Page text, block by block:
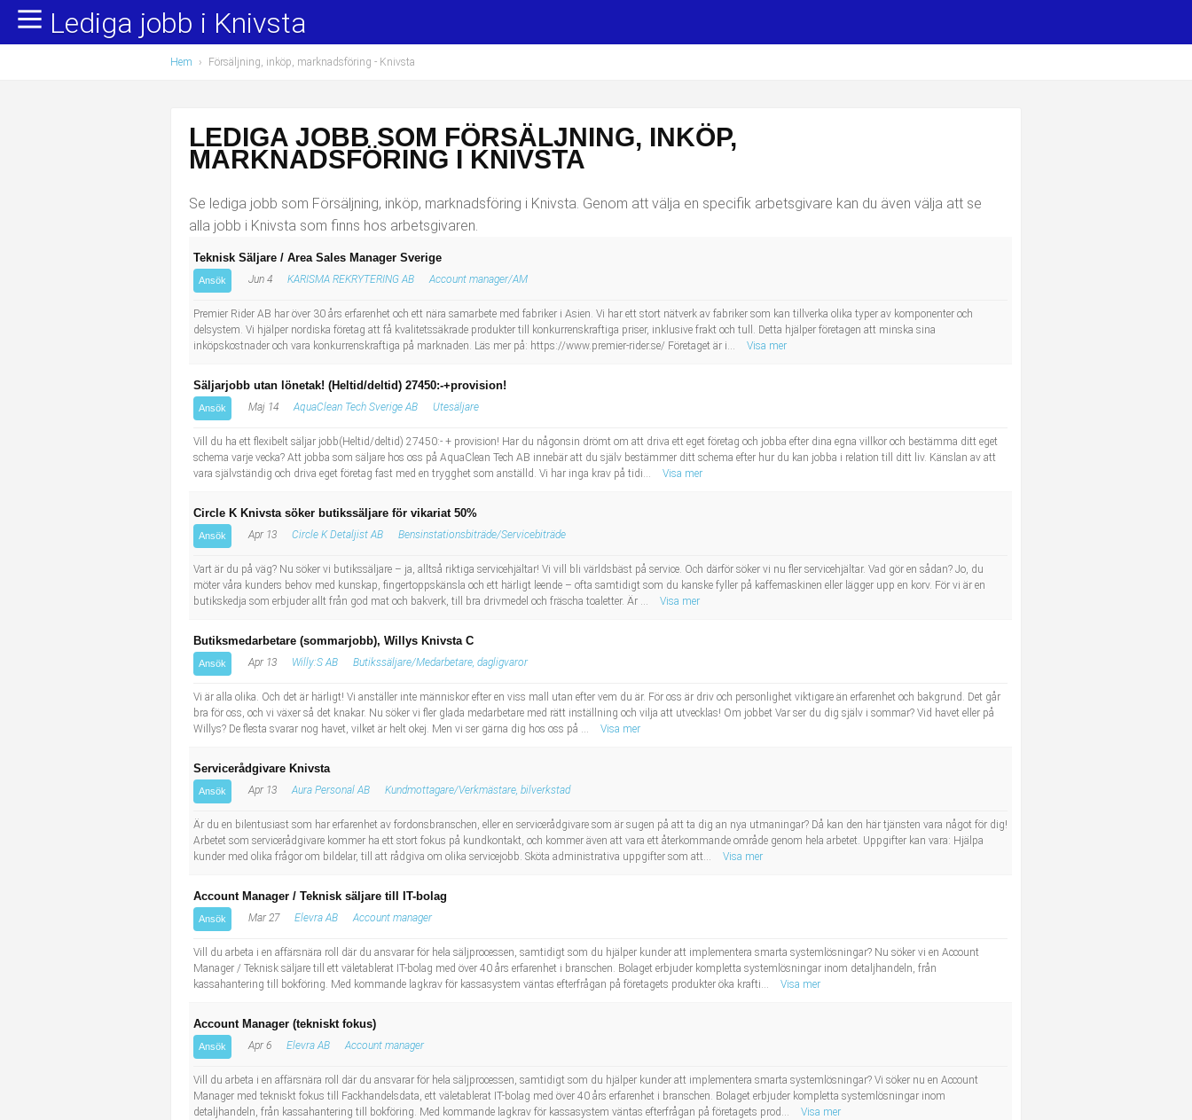
Yrkesområden
Administration, ekonomi, juridik
Chefer och verksamhetsledare
Hotell, restaurang, storhushåll
Installation, drift, underhåll
Naturvetenskapligt arbete
Sanering och renhållning
Populära jobb
Undersköterska, hemtjänst och äldreboende
Lärare i förskola/Förskollärare
Bussförare/Busschaufför
Behandlingsassistent/Socialpedagog
Tidningsbud/Tidningsdistributör
Lärare i fritidshem/Fritidspedagog
Läkarsekreterare/Vårdadmin/Medicinsk sekreterare
Informatör/Kommunikatör
Sjuksköterska, grundutbildad
Undersköterska, vård- o specialavd. o mottagning
Lediga jobb i Knivsta
Hem › Försäljning, inköp, marknadsföring - Knivsta
LEDIGA JOBB SOM FÖRSÄLJNING, INKÖP,
MARKNADSFÖRING I KNIVSTA
Se lediga jobb som Försäljning, inköp, marknadsföring i Knivsta. Genom att välja en specifik arbetsgivare kan du även välja att se
alla jobb i Knivsta som finns hos arbetsgivaren.
Teknisk Säljare / Area Sales Manager Sverige
Ansök Jun 4 KARISMA REKRYTERING AB Account manager/AM
Premier Rider AB har över 30 års erfarenhet och ett nära samarbete med fabriker i Asien. Vi har ett stort nätverk av fabriker som kan tillverka olika typer av komponenter och
delsystem. Vi hjälper nordiska företag att få kvalitetssäkrade produkter till konkurrenskraftiga priser, inklusive frakt och tull. Detta hjälper företagen att minska sina
inköpskostnader och vara konkurrenskraftiga på marknaden. Läs mer på: https://www.premier-rider.se/ Företaget är i...
Visa mer
Säljarjobb utan lönetak! (Heltid/deltid) 27450:-+provision!
Ansök Maj 14 AquaClean Tech Sverige AB Utesäljare
Vill du ha ett flexibelt säljar jobb(Heltid/deltid) 27450:- + provision! Har du någonsin drömt om att driva ett eget företag och jobba efter dina egna villkor och bestämma ditt eget
schema varje vecka? Att jobba som säljare hos oss på AquaClean Tech AB innebär att du själv bestämmer ditt schema efter hur du kan jobba i relation till ditt liv. Känslan av att
vara självständig och driva eget företag fast med en trygghet som anställd. Vi har inga krav på tidi...
Visa mer
Circle K Knivsta söker butikssäljare för vikariat 50%
Ansök Apr 13 Circle K Detaljist AB Bensinstationsbiträde/Servicebiträde
Vart är du på väg? Nu söker vi butikssäljare – ja, alltså riktiga servicehjältar! Vi vill bli världsbäst på service. Och därför söker vi nu fler servicehjältar. Vad gör en sådan? Jo, du
möter våra kunders behov med kunskap, fingertoppskänsla och ett härligt leende – ofta samtidigt som du kanske fyller på kaffemaskinen eller lägger upp en korv. För vi är en
butikskedja som erbjuder allt från god mat och bakverk, till bra drivmedel och fräscha toaletter. Är ...
Visa mer
Butiksmedarbetare (sommarjobb), Willys Knivsta C
Ansök Apr 13 Willy:S AB Butikssäljare/Medarbetare, dagligvaror
Vi är alla olika. Och det är härligt! Vi anställer inte människor efter en viss mall utan efter vem du är. För oss är driv och personlighet viktigare än erfarenhet och bakgrund. Det går
bra för oss, och vi växer så det knakar. Nu söker vi fler glada medarbetare med rätt inställning och vilja att utvecklas! Om jobbet Var ser du dig själv i sommar? Vid havet eller på
Willys? De flesta svarar nog havet, vilket är helt okej. Men vi ser gärna dig hos oss på ...
Visa mer
Servicerådgivare Knivsta
Ansök Apr 13 Aura Personal AB Kundmottagare/Verkmästare, bilverkstad
Är du en bilentusiast som har erfarenhet av fordonsbranschen, eller en servicerådgivare som är sugen på att ta dig an nya utmaningar? Då kan den här tjänsten vara något för dig!
Arbetet som servicerådgivare kommer ha ett stort fokus på kundkontakt, och kommer även att vara ett återkommande område genom hela arbetet. Uppgifter kan vara: Hjälpa
kunder med olika frågor om bildelar, till att rådgiva om olika servicejobb. Sköta administrativa uppgifter som att...
Visa mer
Account Manager / Teknisk säljare till IT-bolag
Ansök Mar 27 Elevra AB Account manager
Vill du arbeta i en affärsnära roll där du ansvarar för hela säljprocessen, samtidigt som du hjälper kunder att implementera smarta systemlösningar? Nu söker vi en Account
Manager / Teknisk säljare till ett väletablerat IT-bolag med över 40 års erfarenhet i branschen. Bolaget erbjuder kompletta systemlösningar inom detaljhandeln, från
kassahantering till bokföring. Med kommande lagkrav för kassasystem väntas efterfrågan på företagets produkter öka krafti...
Visa mer
Account Manager (tekniskt fokus)
Ansök Apr 6 Elevra AB Account manager
Vill du arbeta i en affärsnära roll där du ansvarar för hela säljprocessen, samtidigt som du hjälper kunder att implementera smarta systemlösningar? Vi söker nu en Account
Manager med tekniskt fokus till Fackhandelsdata, ett väletablerat IT-bolag med över 40 års erfarenhet i branschen. Bolaget erbjuder kompletta systemlösningar inom
detaljhandeln, från kassahantering till bokföring. Med kommande lagkrav för kassasystem väntas efterfrågan på företagets prod...
Visa mer